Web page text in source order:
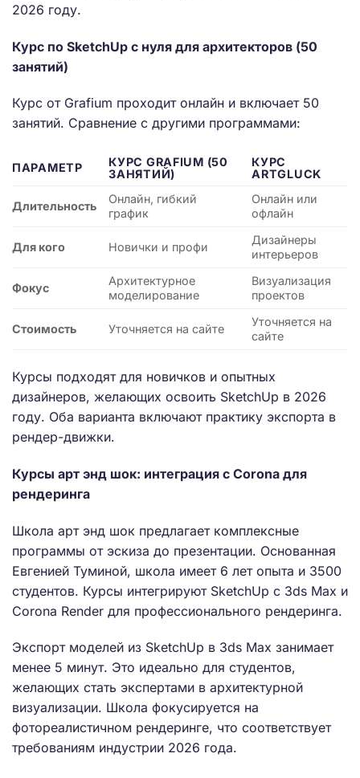
2026 году.
Курс по SketchUp с нуля для архитекторов (50
занятий)
Курс от Grafium проходит онлайн и включает 50
занятий. Сравнение с другими программами:
ПАРАМЕТР
КУРС GRAFIUM (50
ЗАНЯТИЙ)
КУРС
ARTGLUCK
Длительность
Онлайн, гибкий
график
Онлайн или
офлайн
Для кого Новички и профи
Дизайнеры
интерьеров
Фокус
Архитектурное
моделирование
Визуализация
проектов
Стоимость Уточняется на сайте
Уточняется на
сайте
Курсы подходят для новичков и опытных
дизайнеров, желающих освоить SketchUp в 2026
году. Оба варианта включают практику экспорта в
рендер-движки.
Курсы арт энд шок: интеграция с Corona для
рендеринга
Школа арт энд шок предлагает комплексные
программы от эскиза до презентации. Основанная
Евгенией Туминой, школа имеет 6 лет опыта и 3500
студентов. Курсы интегрируют SketchUp с 3ds Max и
Corona Render для профессионального рендеринга.
Экспорт моделей из SketchUp в 3ds Max занимает
менее 5 минут. Это идеально для студентов,
желающих стать экспертами в архитектурной
визуализации. Школа фокусируется на
фотореалистичном рендеринге, что соответствует
требованиям индустрии 2026 года.